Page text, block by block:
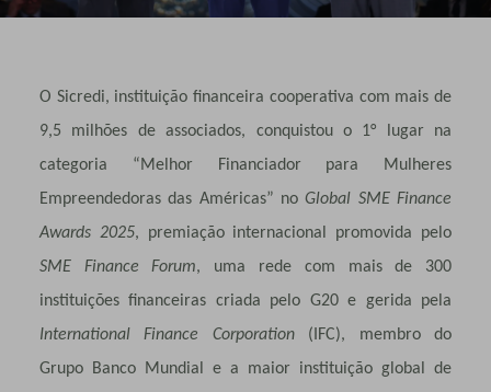
O Sicredi, instituição financeira cooperativa com mais de
9,5 milhões de associados, conquistou o 1° lugar na
categoria “Melhor Financiador para Mulheres
Empreendedoras das Américas” noGlobal SME Finance
Awards 2025, premiação internacional promovida pelo
SME Finance Forum, uma rede com mais de 300
instituições financeiras criada pelo G20 e gerida pela
International Finance Corporation(IFC), membro do
Grupo Banco Mundial e a maior instituição global de